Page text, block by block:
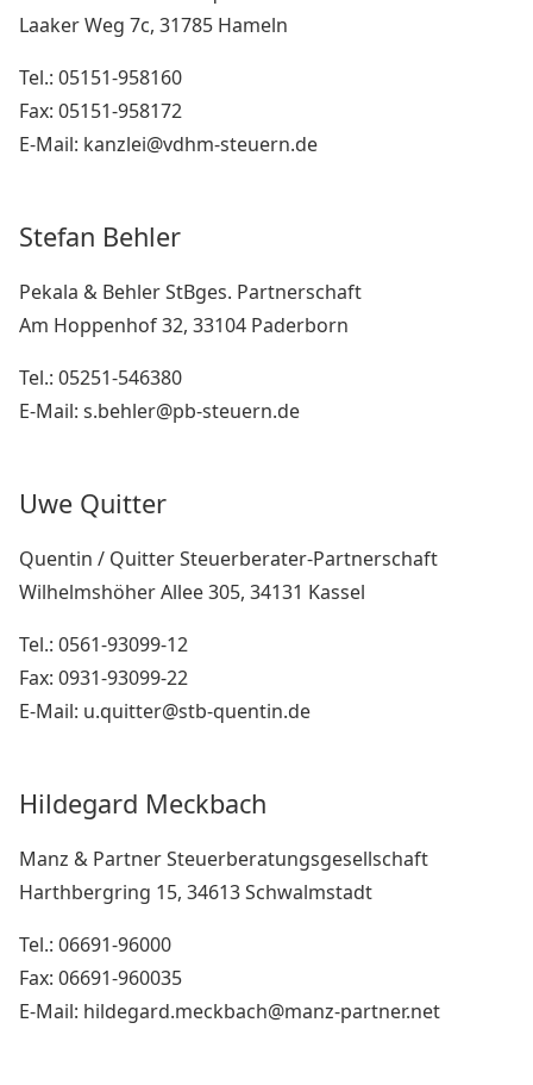
Laaker Weg 7c, 31785 Hameln
Tel.: 05151-958160
Fax: 05151-958172
E-Mail: kanzlei@vdhm-steuern.de
Stefan Behler
Pekala & Behler StBges. Partnerschaft
Am Hoppenhof 32, 33104 Paderborn
Tel.: 05251-546380
E-Mail: s.behler@pb-steuern.de
Uwe Quitter
Quentin / Quitter Steuerberater-Partnerschaft
Wilhelmshöher Allee 305, 34131 Kassel
Tel.: 0561-93099-12
Fax: 0931-93099-22
E-Mail: u.quitter@stb-quentin.de
Hildegard Meckbach
Manz & Partner Steuerberatungsgesellschaft
Harthbergring 15, 34613 Schwalmstadt
Tel.: 06691-96000
Fax: 06691-960035
E-Mail: hildegard.meckbach@manz-partner.net